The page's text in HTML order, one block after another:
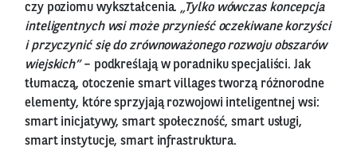
czy poziomu wykształcenia. „Tylko wówczas koncepcja
inteligentnych wsi może przynieść oczekiwane korzyści
i przyczynić się do zrównoważonego rozwoju obszarów
wiejskich”– podkreślają w poradniku specjaliści. Jak
tłumaczą, otoczenie smart villages tworzą różnorodne
elementy, które sprzyjają rozwojowi inteligentnej wsi:
smart inicjatywy, smart społeczność, smart usługi,
smart instytucje, smart infrastruktura.